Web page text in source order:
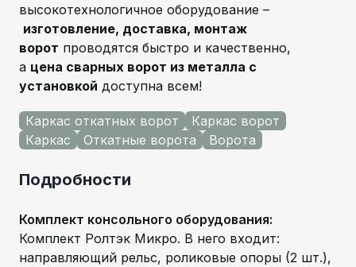
высокотехнологичное оборудование –
изготовление, доставка, монтаж
ворот проводятся быстро и качественно,
а цена сварных ворот из металла с
установкой доступна всем!
Каркас откатных ворот
Каркас ворот
Каркас
Откатные ворота Ворота
Подробности
Комплект консольного оборудования:
Комплект Ролтэк Микро. В него входит:
направляющий рельс, роликовые опоры (2 шт.),